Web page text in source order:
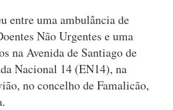
entre uma ambulância de
Não Urgentes e uma
na Avenida de Santiago de
Nacional 14 (EN14), na
no concelho de Famalicão,